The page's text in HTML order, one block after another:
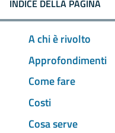
INDICE DELLA PAGINA
A chi è rivolto
Approfondimenti
Come fare
Costi
Cosa serve